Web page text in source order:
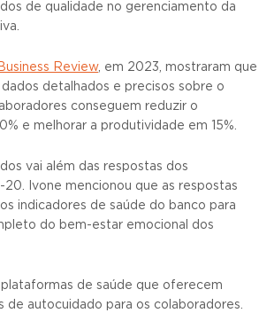
de qualidade no gerenciamento da
Review, em 2023, mostraram que
detalhados e precisos sobre o
conseguem reduzir o
e melhorar a produtividade em 15%.
vai além das respostas dos
20. Ivone mencionou que as respostas
indicadores de saúde do banco para
do bem-estar emocional dos
de saúde que oferecem
de autocuidado para os colaboradores.